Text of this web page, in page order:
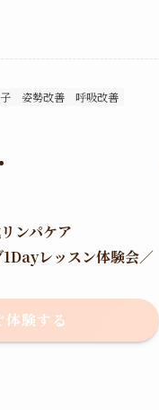
姿勢改善 呼吸改善
ンパケア
レッスン体験会／
体験する